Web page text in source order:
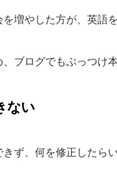
増やした方が、英語
ブログでもぶっつけ
ない
ず、何を修正したら